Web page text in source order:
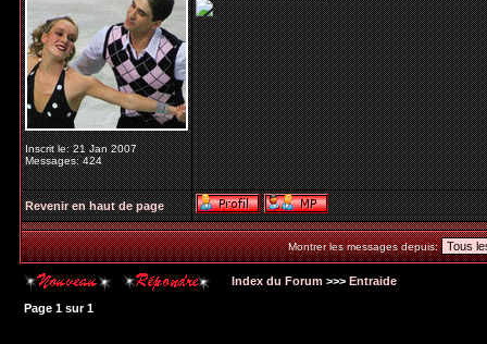
Inscrit le: 21 Jan 2007
Messages: 424
Revenir en haut de page
Montrer les messages depuis:
Index du Forum >>> Entraide
Page 1 sur1